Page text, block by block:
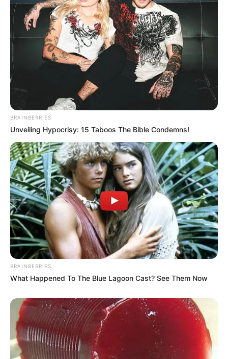
BRAINBERRIES
Unveiling Hypocrisy: 15 Taboos The Bible Condemns!
BRAINBERRIES
What Happened To The Blue Lagoon Cast? See Them Now